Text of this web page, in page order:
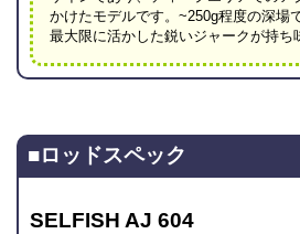
かけたモデルです。~250g程度の深場
最大限に活かした鋭いジャークが持ち
■ロッドスペック
SELFISH AJ 604